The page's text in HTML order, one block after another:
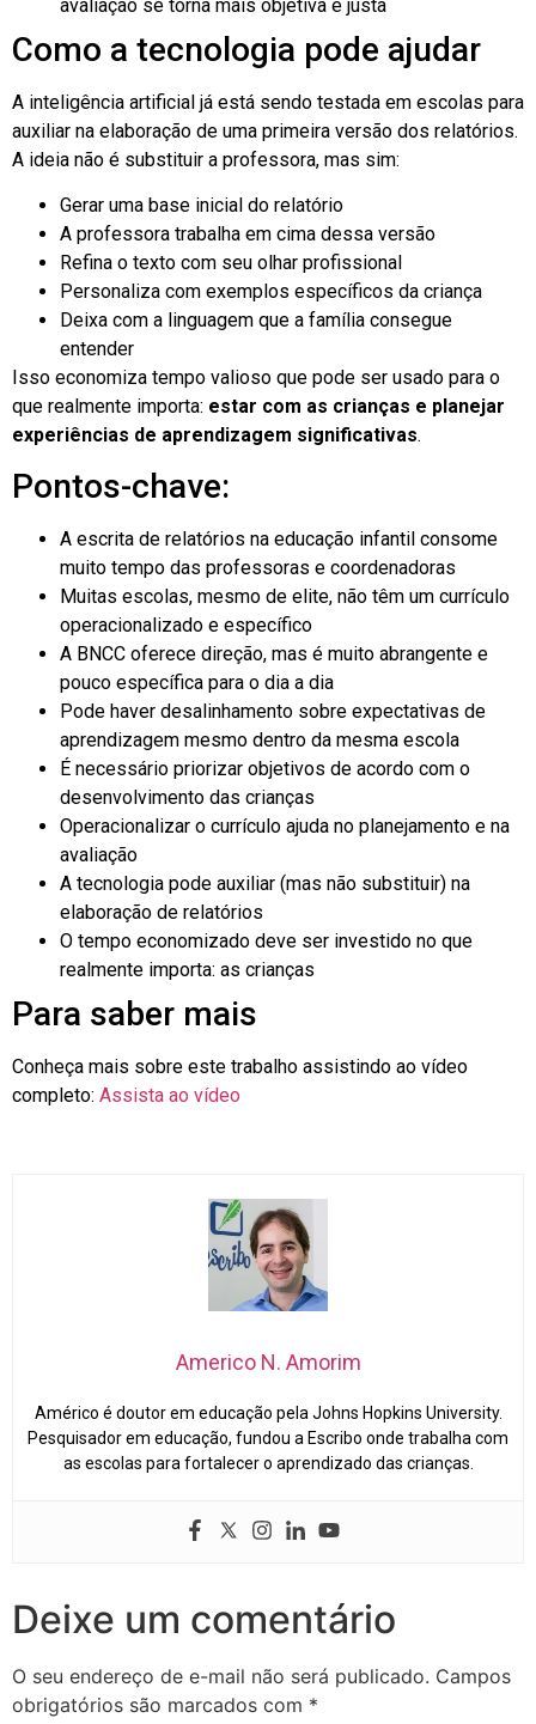
avaliação se torna mais objetiva e justa
Como a tecnologia pode ajudar
A inteligência artificial já está sendo testada em escolas para
auxiliar na elaboração de uma primeira versão dos relatórios.
A ideia não é substituir a professora, mas sim:
Gerar uma base inicial do relatório
A professora trabalha em cima dessa versão
Refina o texto com seu olhar profissional
Personaliza com exemplos específicos da criança
Deixa com a linguagem que a família consegue
entender
Isso economiza tempo valioso que pode ser usado para o
que realmente importa: estar com as crianças e planejar
experiências de aprendizagem significativas.
Pontos-chave:
A escrita de relatórios na educação infantil consome
muito tempo das professoras e coordenadoras
Muitas escolas, mesmo de elite, não têm um currículo
operacionalizado e específico
A BNCC oferece direção, mas é muito abrangente e
pouco específica para o dia a dia
Pode haver desalinhamento sobre expectativas de
aprendizagem mesmo dentro da mesma escola
É necessário priorizar objetivos de acordo com o
desenvolvimento das crianças
Operacionalizar o currículo ajuda no planejamento e na
avaliação
A tecnologia pode auxiliar (mas não substituir) na
elaboração de relatórios
O tempo economizado deve ser investido no que
realmente importa: as crianças
Para saber mais
Conheça mais sobre este trabalho assistindo ao vídeo
completo: Assista ao vídeo
Americo N. Amorim
Américo é doutor em educação pela Johns Hopkins University.
Pesquisador em educação, fundou a Escribo onde trabalha com
as escolas para fortalecer o aprendizado das crianças.
Deixe um comentário
O seu endereço de e-mail não será publicado. Campos
obrigatórios são marcados com *